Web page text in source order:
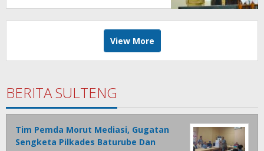
Tolak Ukur Pemerintah
View More
BERITA SULTENG
Tim Pemda Morut Mediasi, Gugatan
Sengketa Pilkades Baturube Dan